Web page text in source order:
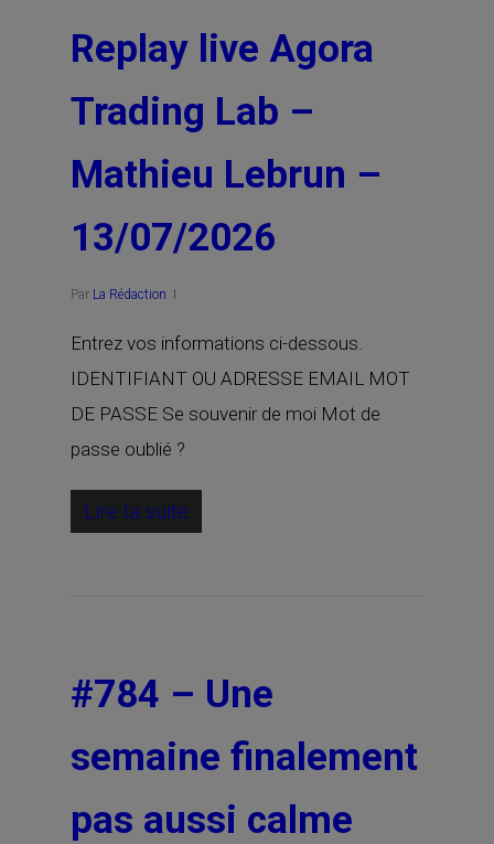
Replay live Agora
Trading Lab –
Mathieu Lebrun –
13/07/2026
Par La Rédaction
Entrez vos informations ci-dessous.
IDENTIFIANT OU ADRESSE EMAIL MOT
DE PASSE Se souvenir de moi Mot de
passe oublié ?
Lire la suite
#784 – Une
semaine finalement
pas aussi calme